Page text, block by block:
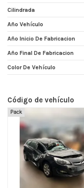
Cilindrada
Año Vehículo
Año Inicio De Fabricacion
Año Final De Fabricacion
Color De Vehículo
Código de vehículo
Pack